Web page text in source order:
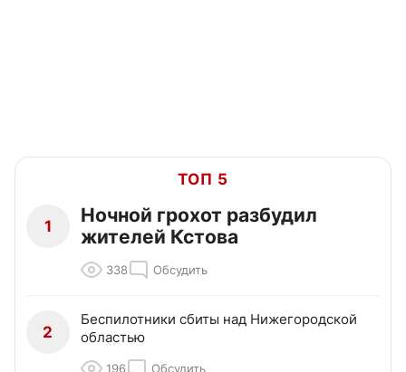
ТОП 5
1
Ночной грохот разбудил
жителей Кстова
338 Обсудить
2
Беспилотники сбиты над Нижегородской
областью
196 Обсудить